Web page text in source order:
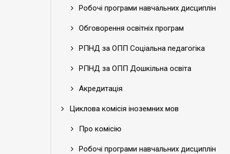
Робочі програми навчальних дисциплін
Обговорення освітніх програм
РПНД за ОПП Соціальна педагогіка
РПНД за ОПП Дошкільна освіта
Акредитація
Циклова комісія іноземних мов
Про комісію
Робочі програми навчальних дисциплін